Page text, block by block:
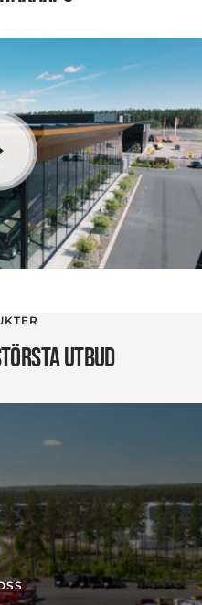
UTBUD